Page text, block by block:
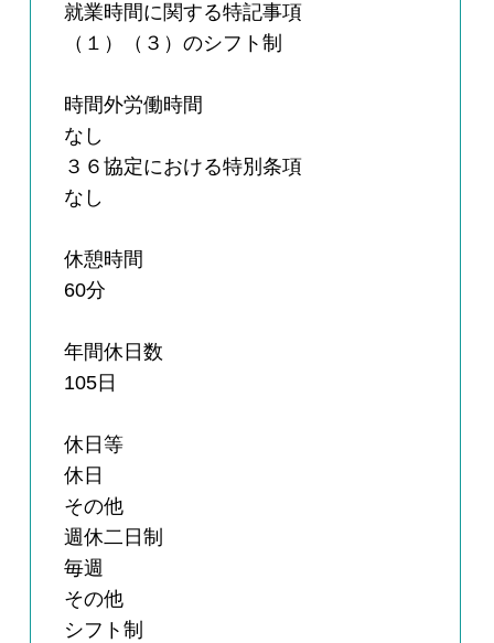
就業時間に関する特記事項
（１）（３）のシフト制
時間外労働時間
なし
３６協定における特別条項
なし
休憩時間
60分
年間休日数
105日
休日等
休日
その他
週休二日制
毎週
その他
シフト制